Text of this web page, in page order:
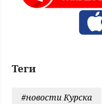
Теги
#новости Курска